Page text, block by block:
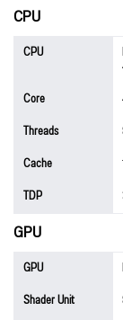
CPU
CPU
Core
Threads
Cache
TDP
GPU
GPU
Shader Unit